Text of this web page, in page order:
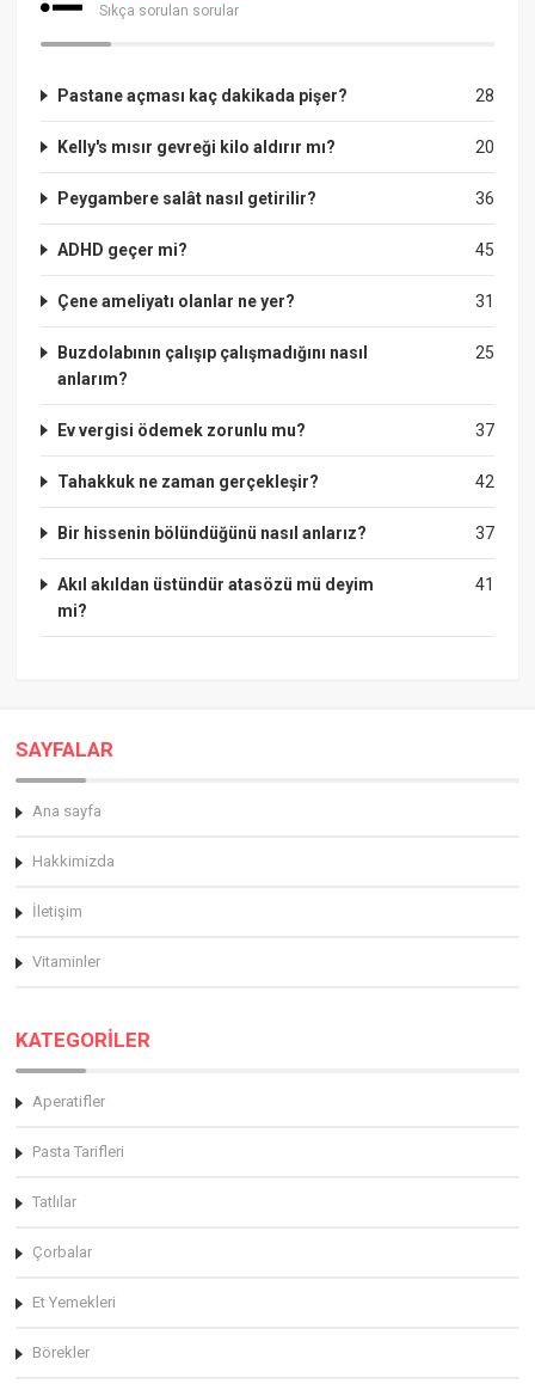
Sıkça sorulan sorular
28
Pastane açması kaç dakikada pişer?
20
Kelly's mısır gevreği kilo aldırır mı?
36
Peygambere salât nasıl getirilir?
45
ADHD geçer mi?
31
Çene ameliyatı olanlar ne yer?
25
Buzdolabının çalışıp çalışmadığını nasıl
anlarım?
37
Ev vergisi ödemek zorunlu mu?
42
Tahakkuk ne zaman gerçekleşir?
37
Bir hissenin bölündüğünü nasıl anlarız?
41
Akıl akıldan üstündür atasözü mü deyim
mi?
SAYFALAR
Ana sayfa
Hakkimizda
İletişim
Vitaminler
KATEGORİLER
Aperatifler
Pasta Tarifleri
Tatlılar
Çorbalar
Et Yemekleri
Börekler